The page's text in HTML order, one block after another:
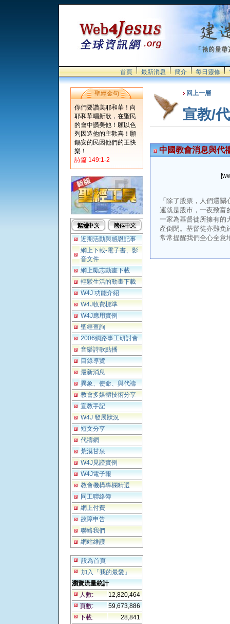
首頁 最新消息 簡介 每日靈修
聖經金句
你們要讚美耶和華！向
耶和華唱新歌，在聖民
的會中讚美他！願以色
列因造他的主歡喜！願
錫安的民因他們的王快
樂！
詩篇 149:1-2
近期活動與感恩記事
網上下載-電子書、影
音文件
網上勵志動畫下載
輕鬆生活的動畫下載
W4J 功能介紹
W4J收費標準
W4J應用實例
聖經查詢
2006網路事工研討會
音樂詩歌點播
目錄導覽
最新消息
異象、使命、與代禱
教會多媒體技術分享
宣教手記
W4J 發展狀況
短文分享
代禱網
荒漠甘泉
W4J見證實例
W4J電子報
教會機構專欄精選
同工聯絡簿
網上付費
故障申告
聯絡我們
網站維護
設為首頁
加入「我的最愛」
瀏覽流量統計
人數:
12,820,464
頁數:
59,673,886
下載:
28,841
回上一層
宣教/
中國教會消息與代
「除了股票，人們還
運就是股市，一夜致富
一家為基督徒所擁有的
產倒閉。基督徒亦難免
常常提醒我們全心全意